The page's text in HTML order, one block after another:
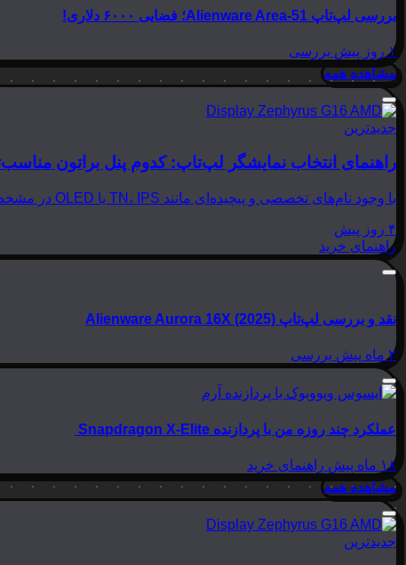
بررسی لپ‌تاپ Alienware Area-51؛ فضایی ۶۰۰۰ دلاری!
۱ روز پیش
بررسی
مشاهده همه
جدیدترین
راهنمای انتخاب نمایشگر لپ‌تاپ: کدوم پنل براتون
با وجود نام‌های تخصصی و پیچیده‌ای مانند TN، IPS یا OLED در مشخصات لپ‌تاپ‌ها، انتخاب نمایشگر مناسب می‌تواند بسیار گیج‌کننده باشد. در این مقاله از بینوشا، قصد داریم به زبانی…
۴ روز پیش
راهنمای خرید
نقد و بررسی لپ‌تاپ Alienware Aurora 16X (2025)
۲ ماه پیش بررسی
عملکرد چند روزه من با پردازنده Snapdragon X-Elite
۱۸ ماه پیش
راهنمای خرید
مشاهده همه
جدیدترین